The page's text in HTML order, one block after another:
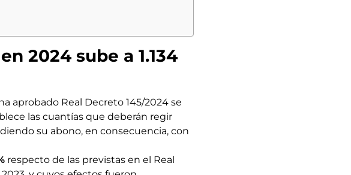
2024 sube a 1.134
aprobado Real Decreto 145/2024 se
las cuantías que deberán regir
su abono, en consecuencia, con
respecto de las previstas en el Real